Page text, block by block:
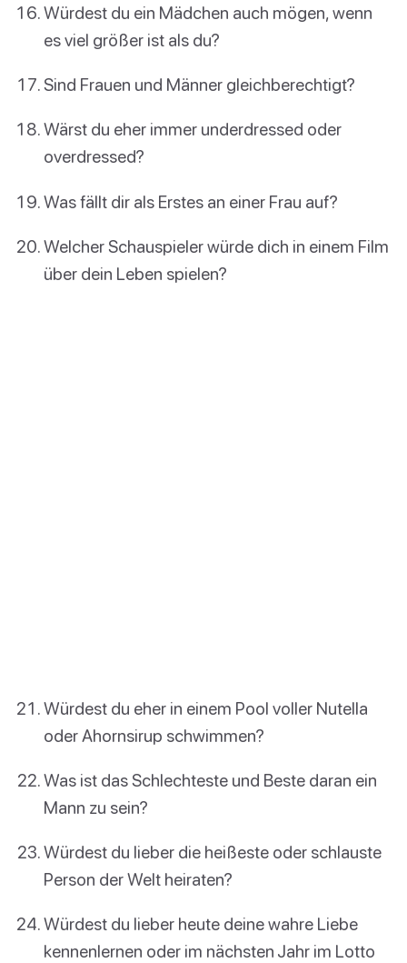
Würdest du ein Mädchen auch mögen, wenn
es viel größer ist als du?
Sind Frauen und Männer gleichberechtigt?
Wärst du eher immer underdressed oder
overdressed?
Was fällt dir als Erstes an einer Frau auf?
Welcher Schauspieler würde dich in einem Film
über dein Leben spielen?
Würdest du eher in einem Pool voller Nutella
oder Ahornsirup schwimmen?
Was ist das Schlechteste und Beste daran ein
Mann zu sein?
Würdest du lieber die heißeste oder schlauste
Person der Welt heiraten?
Würdest du lieber heute deine wahre Liebe
kennenlernen oder im nächsten Jahr im Lotto